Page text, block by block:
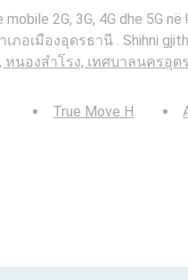
2G, 3G, 4G dhe 5G në
อเมืองอุดรธานี . Shihni
หนองสำโรง, เทศบาลนครอุด
True Move H